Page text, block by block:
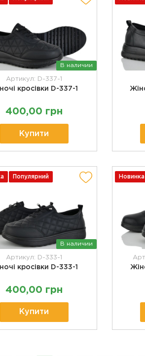
В наличии
Артикул: D-337-1
кросівки D-337-1
400,00 грн
Купити
Популярний
В наличии
Артикул: D-333-1
кросівки D-333-1
400,00 грн
Купити
Новинка